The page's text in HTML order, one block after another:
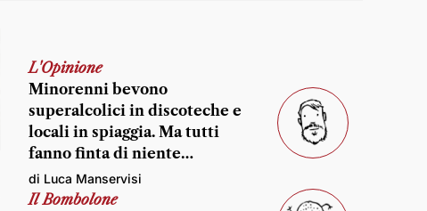
L'Opinione
Minorenni bevono
superalcolici in discoteche e
locali in spiaggia. Ma tutti
fanno finta di niente…
di Luca Manservisi
Il Bombolone